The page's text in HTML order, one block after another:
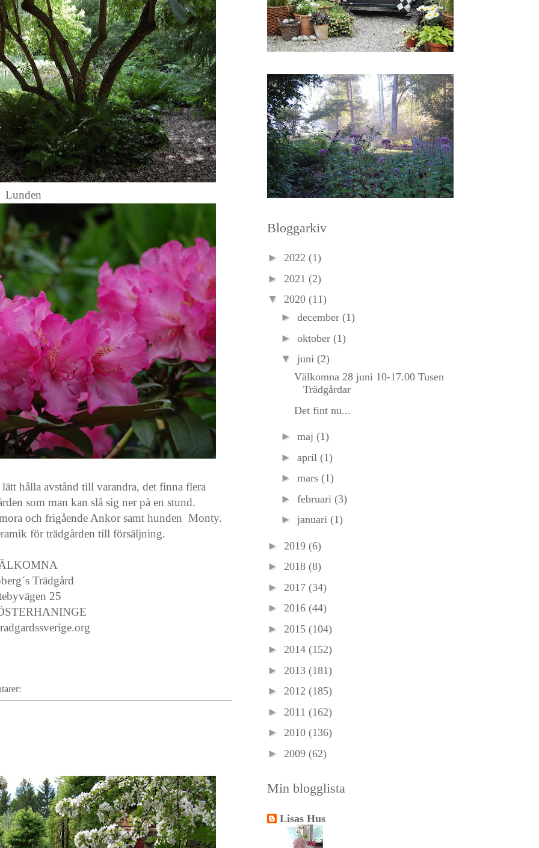
Lunden
hålla avstånd till varandra, det finna flera
som man kan slå sig ner på en stund.
och frigående Ankor samt hunden Monty.
för trädgården till försäljning.
Trädgård
25
Bloggarkiv
► 2022 (1)
► 2021 (2)
▼ 2020 (11)
► december (1)
► oktober (1)
▼ juni (2)
Välkomna 28 juni 10-17.00 Tusen
Trädgårdar
Det fint nu...
► maj (1)
► april (1)
► mars (1)
► februari (3)
► januari (1)
► 2019 (6)
► 2018 (8)
► 2017 (34)
► 2016 (44)
► 2015 (104)
► 2014 (152)
► 2013 (181)
► 2012 (185)
► 2011 (162)
► 2010 (136)
► 2009 (62)
Min blogglista
Lisas Hus